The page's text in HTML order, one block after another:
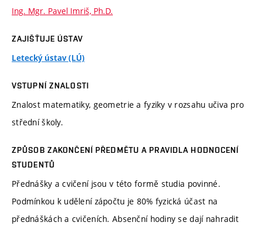
Ing. Mgr. Pavel Imriš, Ph.D.
ZAJIŠŤUJE ÚSTAV
Letecký ústav (LÚ)
VSTUPNÍ ZNALOSTI
Znalost matematiky, geometrie a fyziky v rozsahu učiva pro
střední školy.
ZPŮSOB ZAKONČENÍ PŘEDMĚTU A PRAVIDLA HODNOCENÍ
STUDENTŮ
Přednášky a cvičení jsou v této formě studia povinné.
Podmínkou k udělení zápočtu je 80% fyzická účast na
přednáškách a cvičeních. Absenční hodiny se dají nahradit